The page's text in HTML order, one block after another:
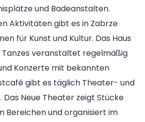
und Badeanstalten.
Aktivitäten gibt es in Zabrze
für Kunst und Kultur. Das Haus
Tanzes veranstaltet regelmäßig
Konzerte mit bekannten
gibt es täglich Theater- und
Neue Theater zeigt Stücke
Bereichen und organisiert im